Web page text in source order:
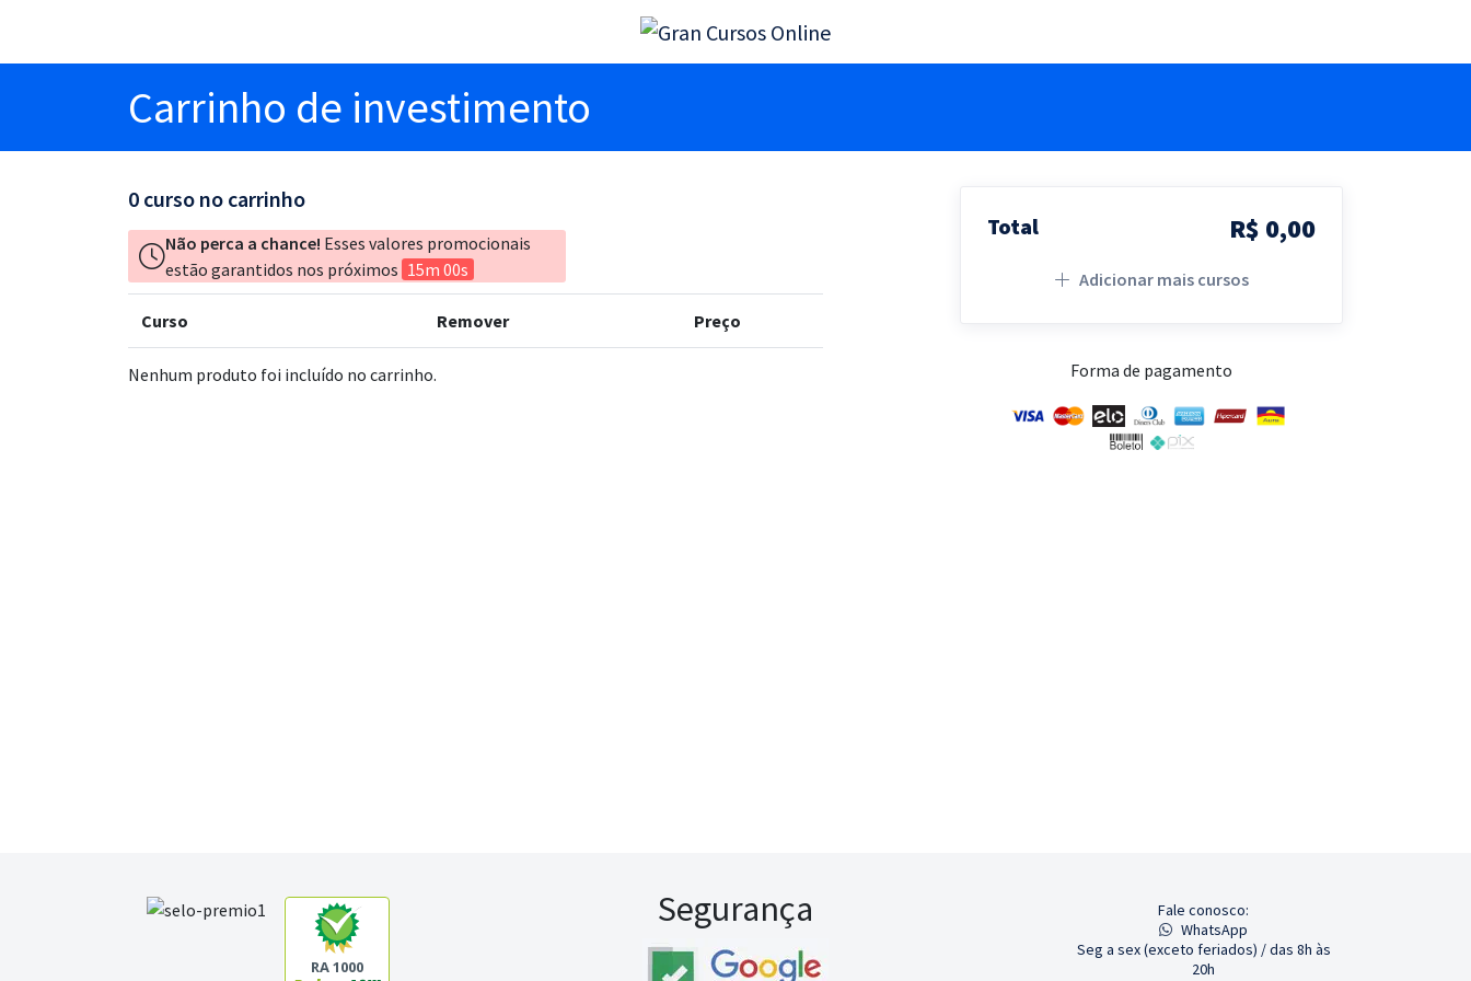
Carrinho de investimento
0 curso no carrinho
Não perca a chance! Esses valores promocionais
estão garantidos nos próximos 15m 00s
Curso Remover Preço
Nenhum produto foi incluído no carrinho.
Total R$ 0,00
Adicionar mais cursos
Forma de pagamento
RA 1000
Segurança
Fale conosco:
WhatsApp
Seg a sex (exceto feriados) / das 8h às
20h